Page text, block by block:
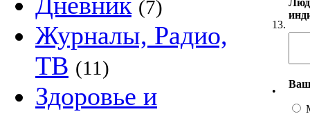
(7)
Журналы, Радио,
ТВ (11)
Здоровье и
13.
•